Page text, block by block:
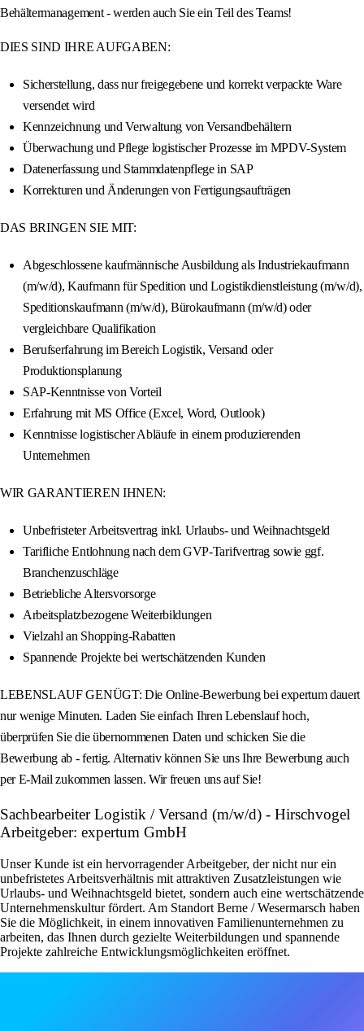
Behältermanagement - werden auch Sie ein Teil des Teams!
DIES SIND IHRE AUFGABEN:
Sicherstellung, dass nur freigegebene und korrekt verpackte Ware
versendet wird
Kennzeichnung und Verwaltung von Versandbehältern
Überwachung und Pflege logistischer Prozesse im MPDV-System
Datenerfassung und Stammdatenpflege in SAP
Korrekturen und Änderungen von Fertigungsaufträgen
DAS BRINGEN SIE MIT:
Abgeschlossene kaufmännische Ausbildung als Industriekaufmann
(m/w/d), Kaufmann für Spedition und Logistikdienstleistung (m/w/d),
Speditionskaufmann (m/w/d), Bürokaufmann (m/w/d) oder
vergleichbare Qualifikation
Berufserfahrung im Bereich Logistik, Versand oder
Produktionsplanung
SAP-Kenntnisse von Vorteil
Erfahrung mit MS Office (Excel, Word, Outlook)
Kenntnisse logistischer Abläufe in einem produzierenden
Unternehmen
WIR GARANTIEREN IHNEN:
Unbefristeter Arbeitsvertrag inkl. Urlaubs- und Weihnachtsgeld
Tarifliche Entlohnung nach dem GVP-Tarifvertrag sowie ggf.
Branchenzuschläge
Betriebliche Altersvorsorge
Arbeitsplatzbezogene Weiterbildungen
Vielzahl an Shopping-Rabatten
Spannende Projekte bei wertschätzenden Kunden
LEBENSLAUF GENÜGT: Die Online-Bewerbung bei expertum dauert
nur wenige Minuten. Laden Sie einfach Ihren Lebenslauf hoch,
überprüfen Sie die übernommenen Daten und schicken Sie die
Bewerbung ab - fertig. Alternativ können Sie uns Ihre Bewerbung auch
per E-Mail zukommen lassen. Wir freuen uns auf Sie!
Sachbearbeiter Logistik / Versand (m/w/d) - Hirschvogel
Arbeitgeber: expertum GmbH
Unser Kunde ist ein hervorragender Arbeitgeber, der nicht nur ein
unbefristetes Arbeitsverhältnis mit attraktiven Zusatzleistungen wie
Urlaubs- und Weihnachtsgeld bietet, sondern auch eine wertschätzende
Unternehmenskultur fördert. Am Standort Berne / Wesermarsch haben
Sie die Möglichkeit, in einem innovativen Familienunternehmen zu
arbeiten, das Ihnen durch gezielte Weiterbildungen und spannende
Projekte zahlreiche Entwicklungsmöglichkeiten eröffnet.